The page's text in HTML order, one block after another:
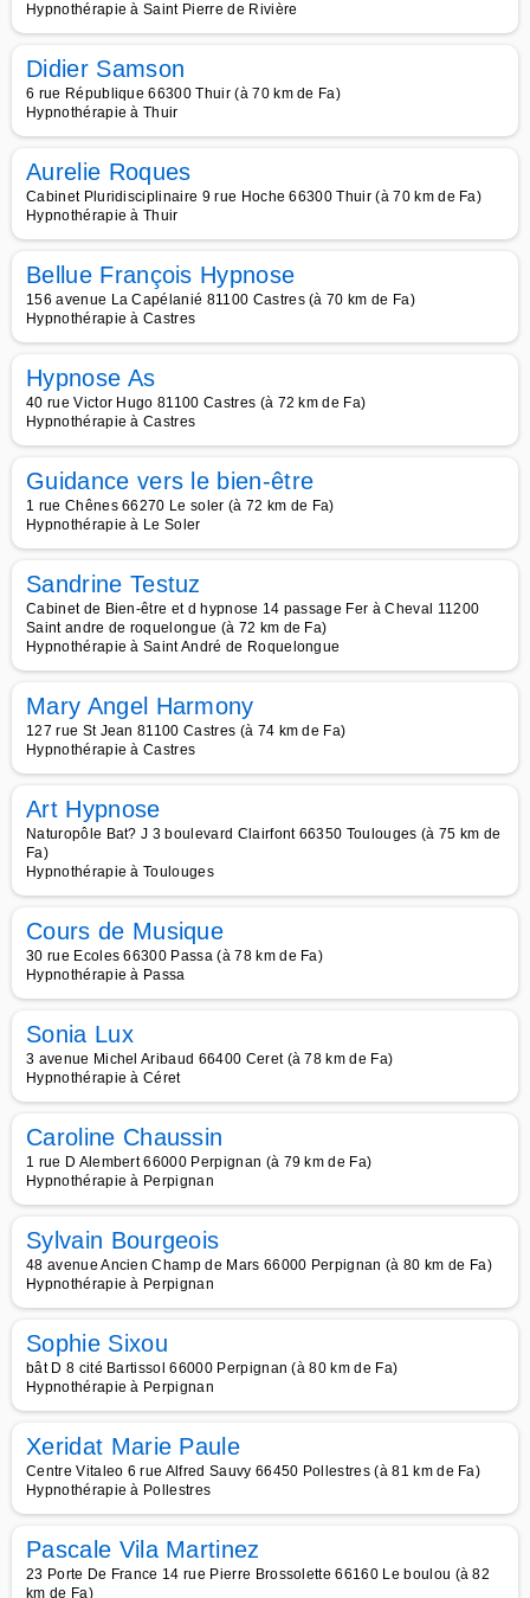
Hypnothérapie à Saint Pierre de Rivière
Didier Samson
6 rue République 66300 Thuir (à 70 km de Fa)
Hypnothérapie à Thuir
Aurelie Roques
Cabinet Pluridisciplinaire 9 rue Hoche 66300 Thuir (à 70 km de Fa)
Hypnothérapie à Thuir
Bellue François Hypnose
156 avenue La Capélanié 81100 Castres (à 70 km de Fa)
Hypnothérapie à Castres
Hypnose As
40 rue Victor Hugo 81100 Castres (à 72 km de Fa)
Hypnothérapie à Castres
Guidance vers le bien-être
1 rue Chênes 66270 Le soler (à 72 km de Fa)
Hypnothérapie à Le Soler
Sandrine Testuz
Cabinet de Bien-être et d hypnose 14 passage Fer à Cheval 11200
Saint andre de roquelongue (à 72 km de Fa)
Hypnothérapie à Saint André de Roquelongue
Mary Angel Harmony
127 rue St Jean 81100 Castres (à 74 km de Fa)
Hypnothérapie à Castres
Art Hypnose
Naturopôle Bat? J 3 boulevard Clairfont 66350 Toulouges (à 75 km de
Fa)
Hypnothérapie à Toulouges
Cours de Musique
30 rue Ecoles 66300 Passa (à 78 km de Fa)
Hypnothérapie à Passa
Sonia Lux
3 avenue Michel Aribaud 66400 Ceret (à 78 km de Fa)
Hypnothérapie à Céret
Caroline Chaussin
1 rue D Alembert 66000 Perpignan (à 79 km de Fa)
Hypnothérapie à Perpignan
Sylvain Bourgeois
48 avenue Ancien Champ de Mars 66000 Perpignan (à 80 km de Fa)
Hypnothérapie à Perpignan
Sophie Sixou
bât D 8 cité Bartissol 66000 Perpignan (à 80 km de Fa)
Hypnothérapie à Perpignan
Xeridat Marie Paule
Centre Vitaleo 6 rue Alfred Sauvy 66450 Pollestres (à 81 km de Fa)
Hypnothérapie à Pollestres
Pascale Vila Martinez
23 Porte De France 14 rue Pierre Brossolette 66160 Le boulou (à 82
km de Fa)